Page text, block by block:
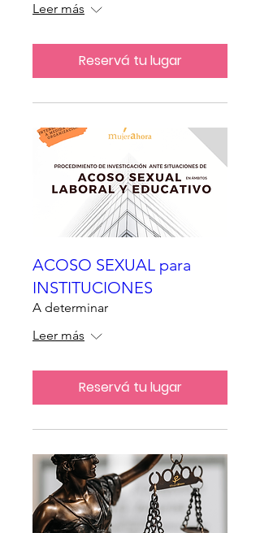
Leer más
Reservá tu lugar
ACOSO SEXUAL para
INSTITUCIONES
A determinar
Leer más
Reservá tu lugar